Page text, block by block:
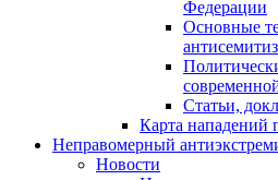
Федерации
Основные
Статьи,
Карта нападений
Неправомерный
Новости